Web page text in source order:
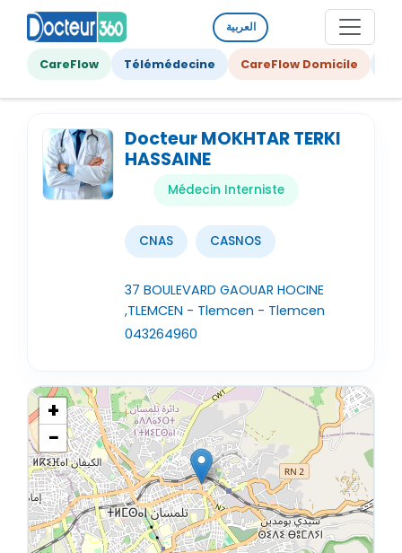
العربية
CareFlow Télémédecine CareFlow Domicile
Docteur MOKHTAR TERKI
HASSAINE
Médecin Interniste
CNAS CASNOS
37 BOULEVARD GAOUAR HOCINE
,TLEMCEN - Tlemcen - Tlemcen
043264960
+
−